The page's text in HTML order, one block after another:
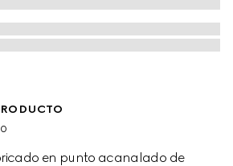
en punto acanalado de